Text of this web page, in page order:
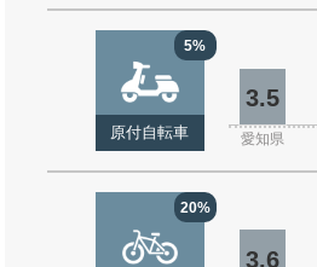
5%
原付自転車
3.5
愛知県
20%
3.6